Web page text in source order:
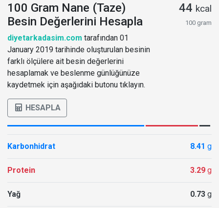
100 Gram Nane (Taze)
Besin Değerlerini Hesapla
diyetarkadasim.com tarafından 01
January 2019 tarihinde oluşturulan besinin
farklı ölçülere ait besin değerlerini
hesaplamak ve beslenme günlüğünüze
kaydetmek için aşağıdaki butonu tıklayın.
HESAPLA
44 kcal
100 gram
Karbonhidrat 8.41 g
Protein 3.29 g
Yağ 0.73 g